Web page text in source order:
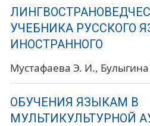
УЧЕБНИКА РУССКОГО
ИНОСТРАННОГО
Мустафаева Э. И. Булыгина
ОБУЧЕНИЯ ЯЗЫКАМ В
МУЛЬТИКУЛЬТУРНОЙ